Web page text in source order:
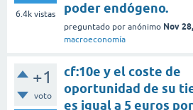
6.4k vistas
poder endógeno.
preguntado por anónimo Nov
macroeconomía
+1
voto
cf:10e y el coste de
oportunidad de su
es igual a 5 euros